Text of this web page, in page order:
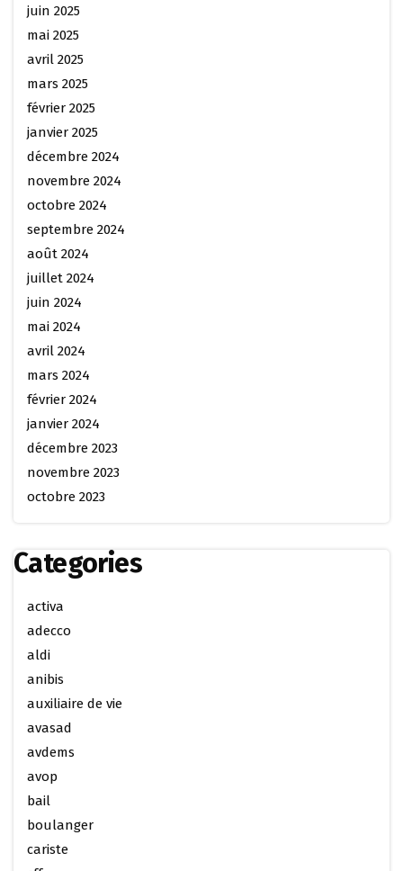
juin 2025
mai 2025
avril 2025
mars 2025
février 2025
janvier 2025
décembre 2024
novembre 2024
octobre 2024
septembre 2024
août 2024
juillet 2024
juin 2024
mai 2024
avril 2024
mars 2024
février 2024
janvier 2024
décembre 2023
novembre 2023
octobre 2023
Categories
activa
adecco
aldi
anibis
auxiliaire de vie
avasad
avdems
avop
bail
boulanger
cariste